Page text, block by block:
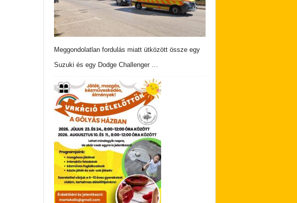
Meggondolatlan fordulás miatt ütközött össze egy
Suzuki és egy Dodge Challenger …